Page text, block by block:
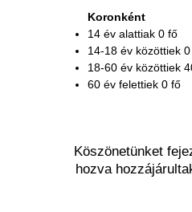
Koronként
14 év alattiak 0 fő
14-18 év közöttiek
18-60 év közöttiek
60 év felettiek 0 fő
Köszönetünket
hozva